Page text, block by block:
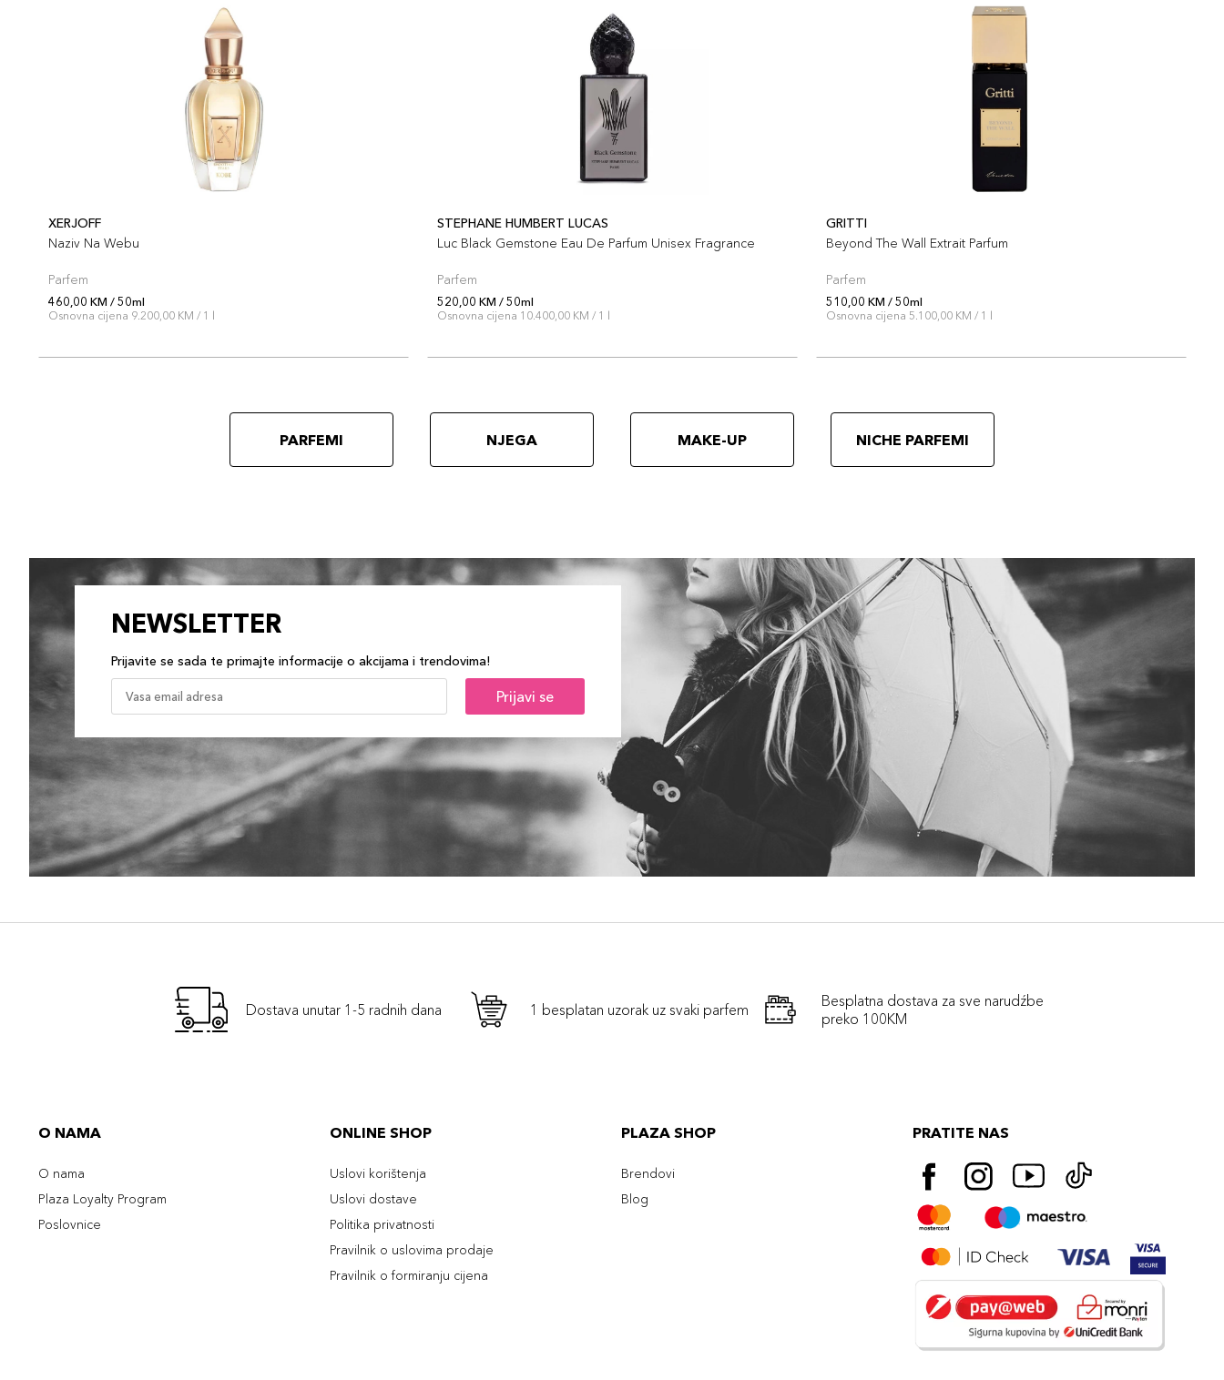
XERJOFF
Naziv Na Webu
Parfem
460,00 KM / 50ml
Osnovna cijena 9.200,00 KM / 1 l
STEPHANE HUMBERT LUCAS
Luc Black Gemstone Eau De Parfum Unisex Fragrance
Parfem
520,00 KM / 50ml
Osnovna cijena 10.400,00 KM / 1 l
GRITTI
Beyond The Wall Extrait Parfum
Parfem
510,00 KM / 50ml
Osnovna cijena 5.100,00 KM / 1 l
PARFEMI NJEGA MAKE-UP NICHE PARFEMI
NEWSLETTER
Prijavite se sada te primajte informacije o akcijama i trendovima!
Prijavi se
Dostava unutar 1-5 radnih dana 1 besplatan uzorak uz svaki parfem
Besplatna dostava za sve narudźbe
preko 100KM
O NAMA
O nama
Plaza Loyalty Program
Poslovnice
ONLINE SHOP
Uslovi korištenja
Uslovi dostave
Politika privatnosti
Pravilnik o uslovima prodaje
Pravilnik o formiranju cijena
PLAZA SHOP
Brendovi
Blog
PRATITE NAS